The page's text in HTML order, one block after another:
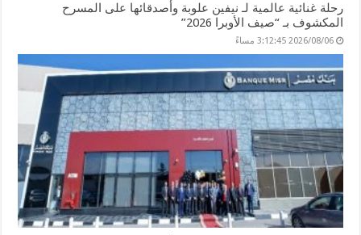
رحلة غنائية عالمية لـ نيفين علوبة وأصدقائها على المسرح
المكشوف بـ “صيف الأوبرا 2026”
2026/08/06 3:12:45 مساءً